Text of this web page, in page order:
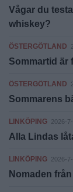
Vågar du
whiskey?
ÖSTERGÖTLAND
Sommartid är
ÖSTERGÖTLAND
Sommarens
LINKÖPING 2026-
Alla Lindas
LINKÖPING 2026-
Nomaden